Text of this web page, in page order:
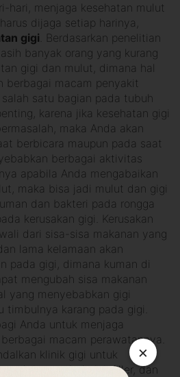
hari, menjaga kesehatan mulut
dijaga setiap harinya,
gigi . Berdasarkan penelitian
banyak orang yang kurang
gigi dan mulut, dimana hal
berbagai macam penyakit
satu bagian pada tubuh
karena jika kesehatan gigi
maka Anda akan
berbicara maupun pada saat
berbagai aktivitas
apabila Anda mengabaikan
maka bisa jadi mulut dan gigi
dan bakteri pada rongga
kerusakan gigi. Kerusakan
dari sisa-sisa makanan yang
lama kelamaan akan
pada gigi, dimana kuman di
mengubah sisa makanan
yang menyebabkan gigi
karang pada gigi.
Anda untuk menjaga
macam perawatannya.
klinik gigi untuk
itu tambal gigi, filler, dan
×